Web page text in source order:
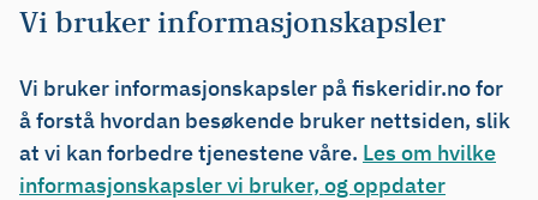
Vi bruker informasjonskapsler
Vi bruker informasjonskapsler på fiskeridir.no for
å forstå hvordan besøkende bruker nettsiden, slik
at vi kan forbedre tjenestene våre. Les om hvilke
informasjonskapsler vi bruker, og oppdater